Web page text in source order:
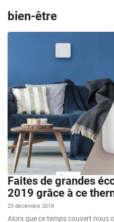
bien-être
Faites de grandes
2019 grâce à ce
23 décembre 2018
Alors que ce temps couvert nous